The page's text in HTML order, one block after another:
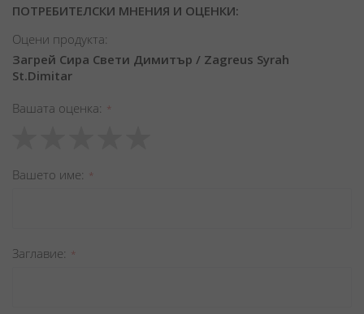
ПОТРЕБИТЕЛСКИ МНЕНИЯ И ОЦЕНКИ:
Оцени продукта:
Загрей Сира Свети Димитър / Zagreus Syrah
St.Dimitar
Вашата оценка
star
stars
stars
stars
stars
Вашето име
Заглавиe